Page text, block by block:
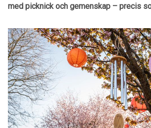
med picknick och gemenskap – precis